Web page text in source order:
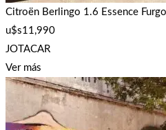
Citroën Berlingo 1.6 Essence
u$s11,990
JOTACAR
Ver más